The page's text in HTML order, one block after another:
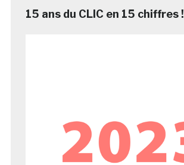
15 ans du CLIC en 15 chiffres !